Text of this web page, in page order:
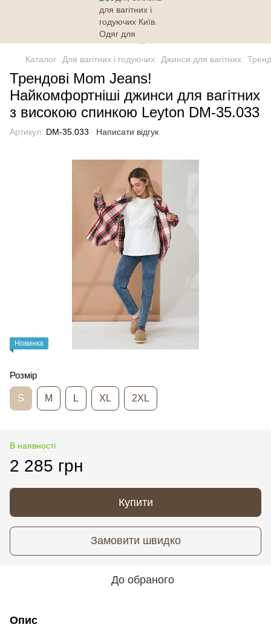
Каталог Для вагітних і годуючих Джинси для вагітних
Трендові Mom Jeans!
Найкомфортніші джинси для вагітних
з високою спинкою Leyton DM-35.033
Артикул: DM-35.033 Написати відгук
Новинка
Розмір
S M L XL 2XL
В наявності
2 285 грн
Купити
Замовити швидко
До обраного
Опис